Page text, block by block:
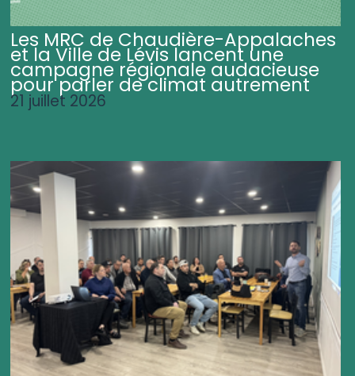
Les MRC de Chaudière-Appalaches
et la Ville de Lévis lancent une
campagne régionale audacieuse
pour parler de climat autrement
21 juillet 2026